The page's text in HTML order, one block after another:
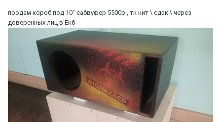
продам короб под 10" сабвуфер 5500р , тк кит \ сдэк \ через
доверенных лиц в Екб